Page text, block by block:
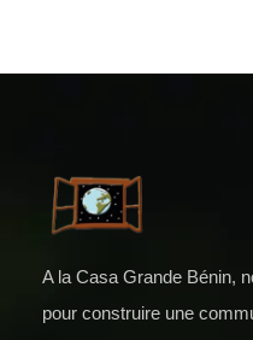
A la Casa Grande Bénin,
pour construire une